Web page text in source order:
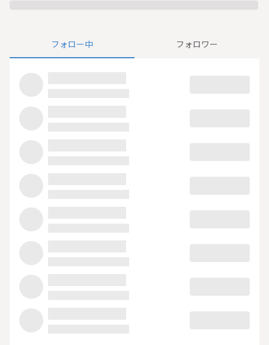
フォロー中 フォロワー